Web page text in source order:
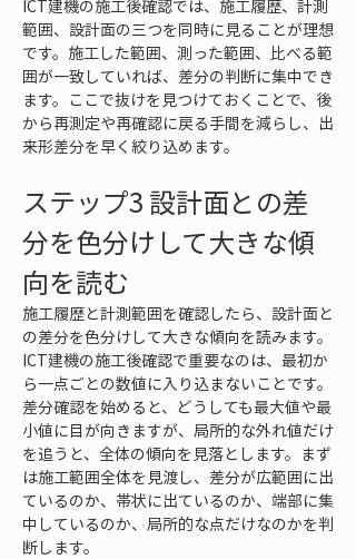
ICT建機の施工後確認では、施工履歴、計測
範囲、設計面の三つを同時に見ることが理想
です。施工した範囲、測った範囲、比べる範
囲が一致していれば、差分の判断に集中でき
ます。ここで抜けを見つけておくことで、後
から再測定や再確認に戻る手間を減らし、出
来形差分を早く絞り込めます。
ステップ3 設計面との差
分を色分けして大きな傾
向を読む
施工履歴と計測範囲を確認したら、設計面と
の差分を色分けして大きな傾向を読みます。
ICT建機の施工後確認で重要なのは、最初か
ら一点ごとの数値に入り込まないことです。
差分確認を始めると、どうしても最大値や最
小値に目が向きますが、局所的な外れ値だけ
を追うと、全体の傾向を見落とします。まず
は施工範囲全体を見渡し、差分が広範囲に出
ているのか、帯状に出ているのか、端部に集
中しているのか、局所的な点だけなのかを判
断します。